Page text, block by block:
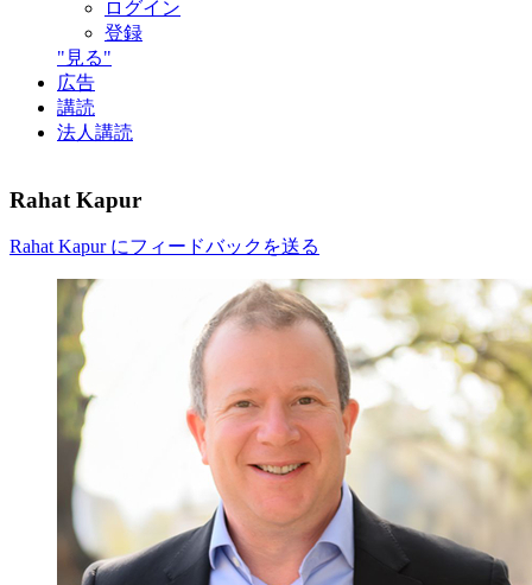
ログイン
登録
"見る"
広告
講読
法人講読
Rahat Kapur
Rahat Kapur にフィードバックを送る